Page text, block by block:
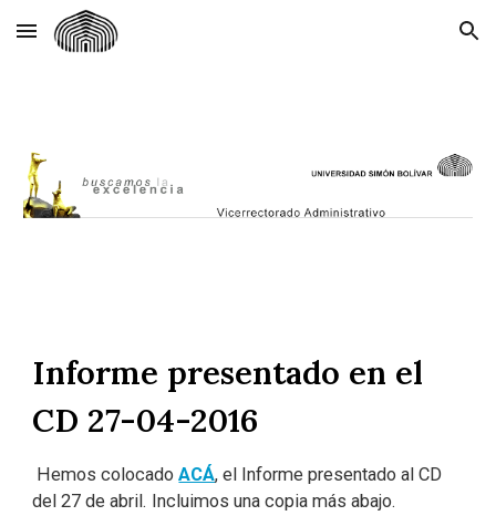
Skip to main content Skip to navigation
Informe presentado en el
CD 27-04-2016
Hemos colocadoACÁ, el Informe presentado al CD
del 27 de abril. Incluimos una copia más abajo.